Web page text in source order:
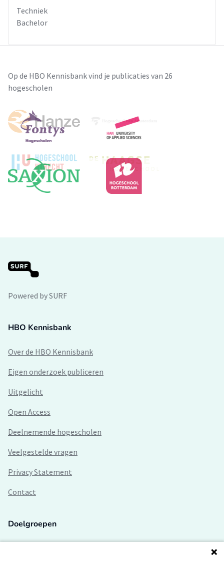
Techniek
Bachelor
Op de HBO Kennisbank vind je publicaties van 26
hogescholen
Powered by SURF
HBO Kennisbank
Over de HBO Kennisbank
Eigen onderzoek publiceren
Uitgelicht
Open Access
Deelnemende hogescholen
Veelgestelde vragen
Privacy Statement
Contact
Doelgroepen